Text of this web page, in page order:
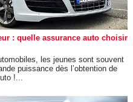
: quelle assurance auto choisir
les jeunes sont souvent
puissance dès l’obtention de
!...